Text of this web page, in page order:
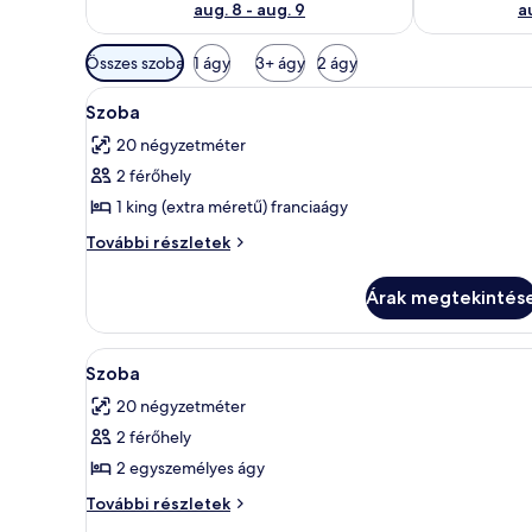
aug. 8 - aug. 9
Szobákhoz
rendelkezésre
álló
szűrők
Összes szoba 1 ágy 3+ ágy 2 ágy
A
következő
szoba
összes
képének
megtekintése:
Egy modern hálószoba,
3
Szoba
20 négyzetméter
2 férőhely
1 king (extra méretű) franciaágy
További részletek
Szoba
Árak
A
következő
szoba
összes
képének
megtekintése:
Egy hálószoba, amelyben
2
Szoba
20 négyzetméter
2 férőhely
2 egyszemélyes ágy
További részletek
Szoba